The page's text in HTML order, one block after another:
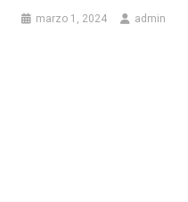
marzo 1, 2024 admin